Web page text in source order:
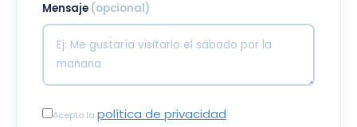
Mensaje (opcional)
Acepto la política de privacidad